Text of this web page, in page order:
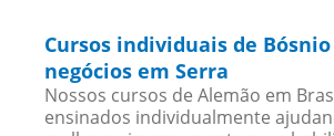
Cursos individuais de
negócios em Serra
Nossos cursos de Alemão em
ensinados individualmente